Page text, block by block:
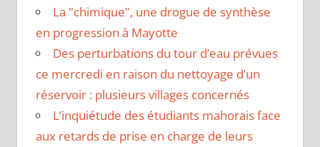
La "chimique", une drogue de synthèse
en progression à Mayotte
Des perturbations du tour d’eau prévues
ce mercredi en raison du nettoyage d’un
réservoir : plusieurs villages concernés
L’inquiétude des étudiants mahorais face
aux retards de prise en charge de leurs